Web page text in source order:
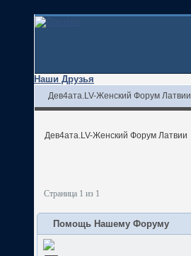
Наши Друзья
Дев4ата.LV-Женский Форум Латвии
Дев4ата.LV-Женский Форум Латвии
Страница 1 из 1
Помощь Нашему Форуму